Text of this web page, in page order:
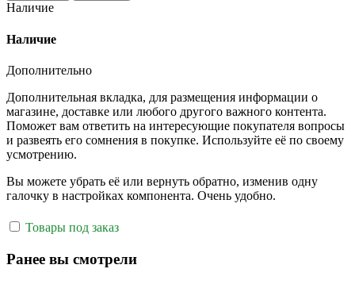
Наличие
Наличие
Дополнительно
Дополнительная вкладка, для размещения информации о
магазине, доставке или любого другого важного контента.
Поможет вам ответить на интересующие покупателя вопросы
и развеять его сомнения в покупке. Используйте её по своему
усмотрению.
Вы можете убрать её или вернуть обратно, изменив одну
галочку в настройках компонента. Очень удобно.
Товары под заказ
Ранее вы смотрели